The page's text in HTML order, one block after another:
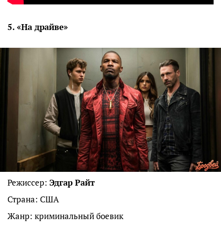
5. «На драйве»
Режиссер: Эдгар Райт
Страна: США
Жанр: криминальный боевик